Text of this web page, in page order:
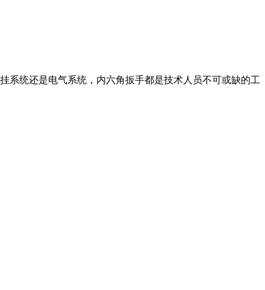
系统还是电气系统，内六角扳手都是技术人员不可或缺的工